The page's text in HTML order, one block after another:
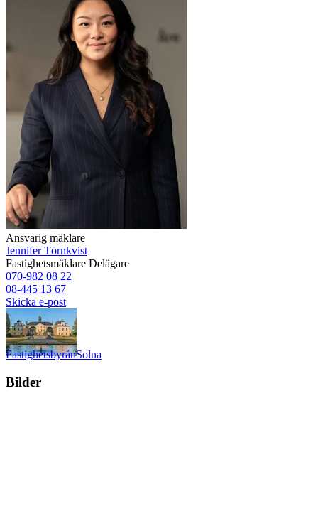
Ansvarig mäklare
Jennifer Törnkvist
Fastighetsmäklare Delägare
070-982 08 22
08-445 13 67
Skicka e-post
FastighetsbyrånSolna
Bilder